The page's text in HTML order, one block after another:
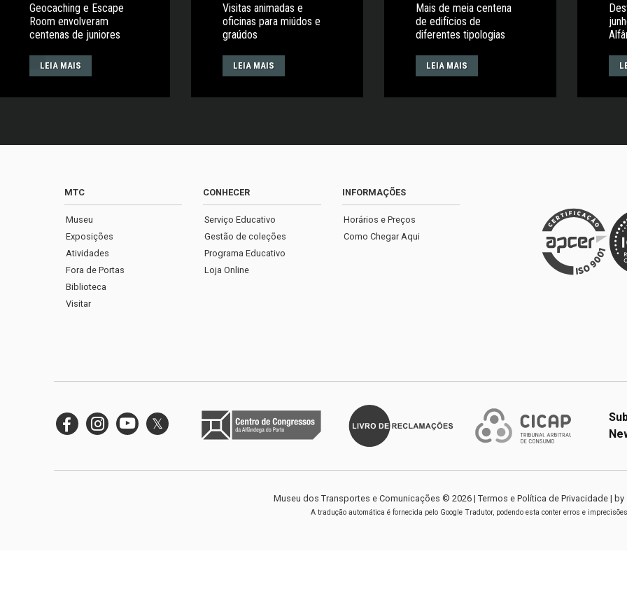
Geocaching e Escape
Room envolveram
centenas de juniores
LEIA MAIS
Visitas animadas e
oficinas para miúdos e
graúdos
LEIA MAIS
Mais de meia centena
de edifícios de
diferentes tipologias
LEIA MAIS
MTC
Museu
Exposições
Atividades
Fora de Portas
Biblioteca
Visitar
CONHECER
Serviço Educativo
Gestão de coleções
Programa Educativo
Loja Online
INFORMAÇÕES
Horários e Preços
Como Chegar Aqui
Museu dos Transportes e Comunicações © 2026| Termos e Política de Privacidade| by
A tradução automática é fornecida pelo Google Tradutor, podendo esta conter erros e